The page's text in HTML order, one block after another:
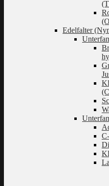
Edelfalter